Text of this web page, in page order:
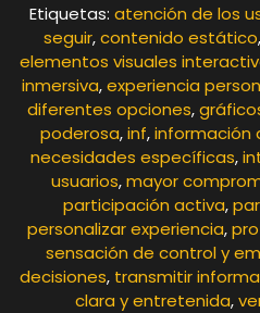
Etiquetas: atención de los
seguir,contenido estático,
elementos visuales
inmersiva,experiencia
diferentes opciones,
poderosa,inf,información
necesidades específicas,
usuarios,mayor
participación activa,
personalizar experiencia,
sensación de control y
decisiones, transmitir
clara y entretenida,